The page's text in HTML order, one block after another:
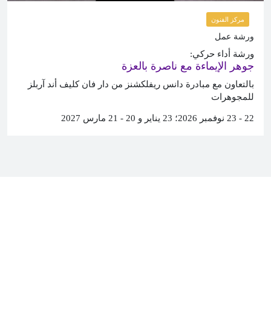
مركز الفنون
ورشة عمل
ورشة أداء حركي:
جوهر الإيماءة مع ناصرة بالعزة
بالتعاون مع مبادرة دانس ريفلكشنز من دار فان كليف أند آربلز
للمجوهرات
22 - 23 نوفمبر 2026؛ 23 يناير و 20 - 21 مارس 2027